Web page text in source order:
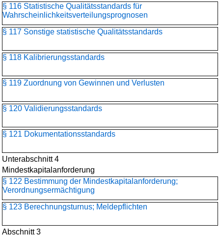
§ 116 Statistische Qualitätsstandards für
Wahrscheinlichkeitsverteilungs­prognosen
§ 117 Sonstige statistische Qualitätsstandards
§ 118 Kalibrierungsstandards
§ 119 Zuordnung von Gewinnen und Verlusten
§ 120 Validierungsstandards
§ 121 Dokumentationsstandards
Unterabschnitt 4
Mindestkapitalanforderung
§ 122 Bestimmung der Mindestkapitalanforderung;
Verordnungsermächtigung
§ 123 Berechnungsturnus; Meldepflichten
Abschnitt 3